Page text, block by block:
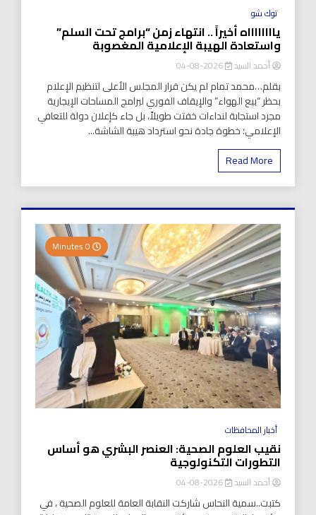
توك شو
يااااااااه أخيراً .. انتهاء زمن “برامج تحت السلم”
واستعادة الهيبة الإعلامية المغصوبة
أحمد السيد 2026-08-04
بقلم…محمد تمام لم يكن قرار المجلس الأعلى لتنظيم الإعلام
بحظر “بيع الهواء” والإيقاف الفوري لبرامج المساحات الإيجارية
مجرد استجابة لنداءات خفتت طويلاً، بل جاء كإعلان دولة للتعافي
الإعلامي؛ خطوة جادة نحو استرداد هيبة الشاشة...
Read More
أخبار المحافظات
نقيب العلوم الصحية: العنصر البشري هو أساس
التطورات التكنولوجية
أحمد السيد 2026-08-04
كتبت..سمية النحاس شاركت النقابة العامة للعلوم الصحية ، في